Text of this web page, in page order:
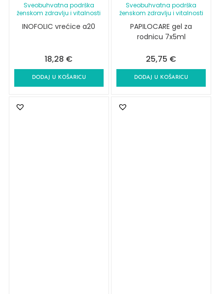
Sveobuhvatna podrška
ženskom zdravlju i vitalnosti
INOFOLIC vrećice a20
18,28 €
DODAJ U KOŠARICU
Sveobuhvatna podrška
ženskom zdravlju i vitalnosti
PAPILOCARE gel za
rodnicu 7x5ml
25,75 €
DODAJ U KOŠARICU